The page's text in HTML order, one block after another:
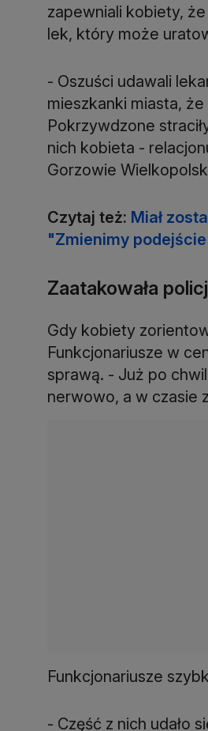
zapewniali kobiety,
lek, który może
- Oszuści udawali
mieszkanki miasta,
Pokrzywdzone
nich kobieta -
Gorzowie
Czytaj też: Miał
"Zmienimy
Zaatakowała
Gdy kobiety
Funkcjonariusze w
sprawą. - Już po
nerwowo, a w czasie
Funkcjonariusze
- Część z nich udało